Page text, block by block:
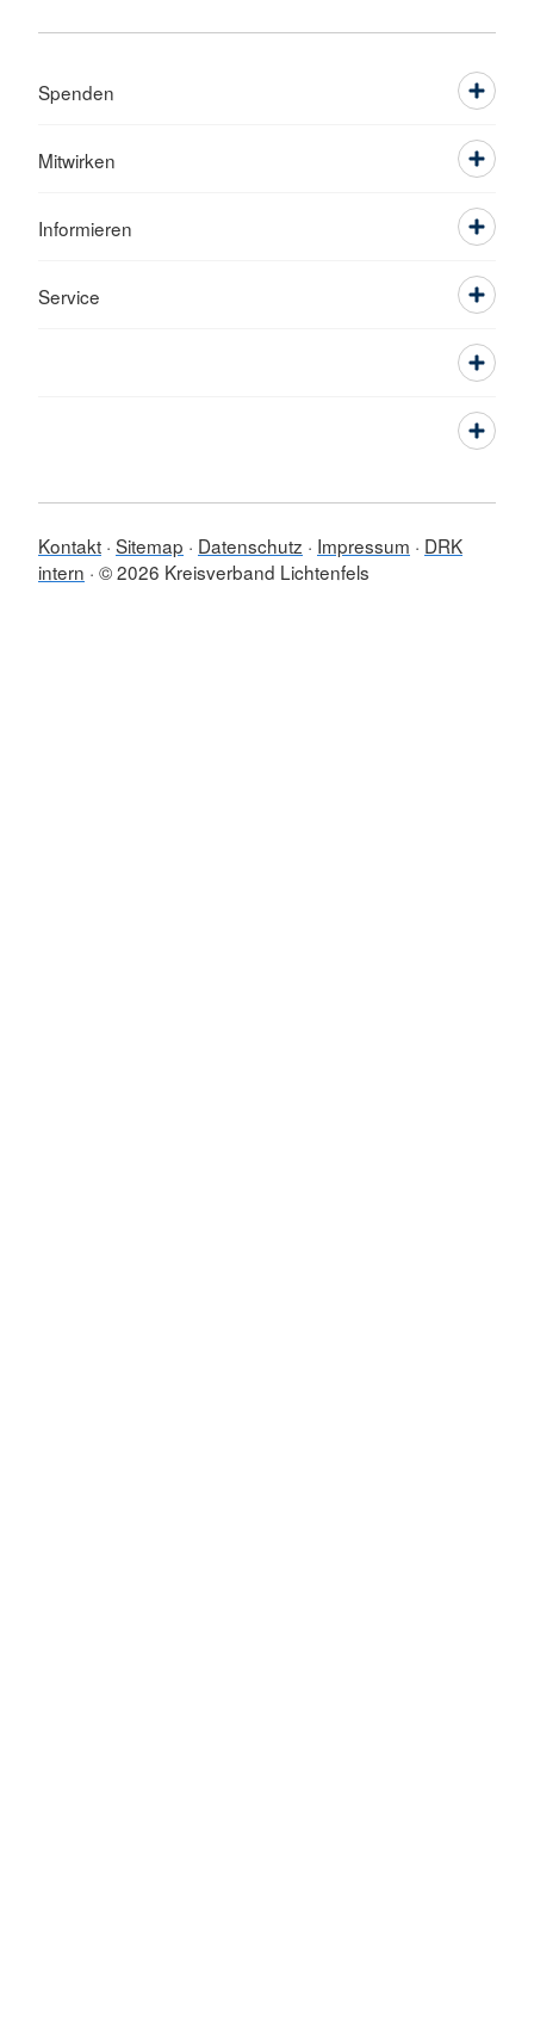
Spenden
Mitwirken
Informieren
Service
Kontakt Sitemap Datenschutz Impressum
DRK
intern © 2026 Kreisverband Lichtenfels